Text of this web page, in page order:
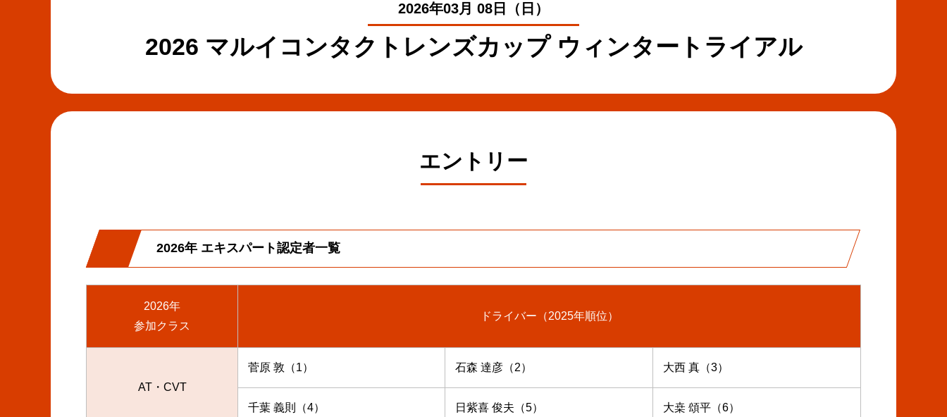
2026年03月 08日（日）
2026 マルイコンタクトレンズカップ ウィンタートライアル
エントリー
2026年 エキスパート認定者一覧
2026年
参加クラス
ドライバー（2025年順位）
AT・CVT
菅原 敦（1） 石森 達彦（2） 大西 真（3）
千葉 義則（4） 日紫喜 俊夫（5） 大桒 頌平（6）